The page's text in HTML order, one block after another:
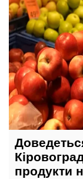
продукти